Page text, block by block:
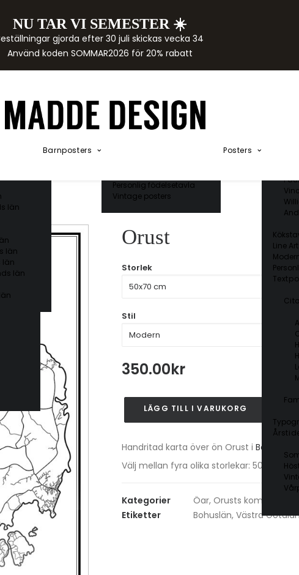
NU TAR VI SEMESTER ☀️
gjorda efter 30 juli skickas vecka 34
Använd koden SOMMAR2026 för 20% rabatt
län
län
län
län
Barnposters
Akvarellposters
Personlig födelsetavla
Vintage posters
Posters
Line
Orust
Storlek
Stil
350.00kr
mängd
LÄGG TILL I VARUKORG
Handritad karta över ön Orust i Bohuslän
Välj mellan fyra olika storlekar: 50×70
Kategorier Öar, Orusts kommun
Etiketter
Bohuslän, Västra